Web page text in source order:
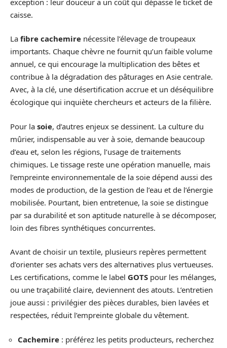
caisse.
La fibre cachemire nécessite l’élevage de troupeaux
importants. Chaque chèvre ne fournit qu’un faible volume
annuel, ce qui encourage la multiplication des bêtes et
contribue à la dégradation des pâturages en Asie centrale.
Avec, à la clé, une désertification accrue et un déséquilibre
écologique qui inquiète chercheurs et acteurs de la filière.
Pour la soie, d’autres enjeux se dessinent. La culture du
mûrier, indispensable au ver à soie, demande beaucoup
d’eau et, selon les régions, l’usage de traitements
chimiques. Le tissage reste une opération manuelle, mais
l’empreinte environnementale de la soie dépend aussi des
modes de production, de la gestion de l’eau et de l’énergie
mobilisée. Pourtant, bien entretenue, la soie se distingue
par sa durabilité et son aptitude naturelle à se décomposer,
loin des fibres synthétiques concurrentes.
Avant de choisir un textile, plusieurs repères permettent
d’orienter ses achats vers des alternatives plus vertueuses.
Les certifications, comme le label GOTS pour les mélanges,
ou une traçabilité claire, deviennent des atouts. L’entretien
joue aussi : privilégier des pièces durables, bien lavées et
respectées, réduit l’empreinte globale du vêtement.
Cachemire : préférez les petits producteurs, recherchez